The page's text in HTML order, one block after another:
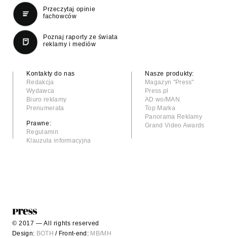
Przeczytaj opinie
fachowców
Poznaj raporty ze świata
reklamy i mediów
Kontakty do nas
Redakcja
Wydawca
Biuro reklamy
Prenumerata
Prawne:
Regulamin
Klauzula informacyjna
Nasze produkty:
Magazyn "Press"
Press.pl
AD wo/MAN
Top Marka
Panorama Reklamy
Grand Video Awards
Design: BOTH / Front-end: MB/MH
© 2017 — All rights reserved